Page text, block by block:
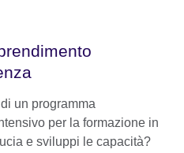
un programma
per la formazione in
e sviluppi le capacità?